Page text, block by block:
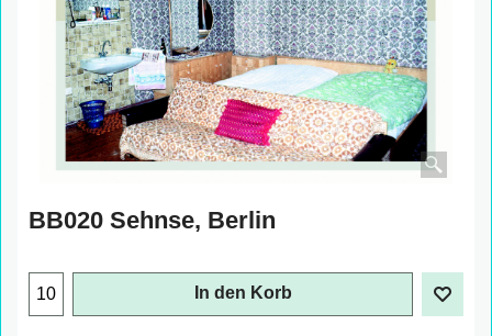
BB020 Sehnse, Berlin
In den Korb